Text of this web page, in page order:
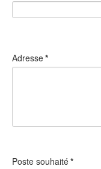
Adresse*
Poste souhaité*